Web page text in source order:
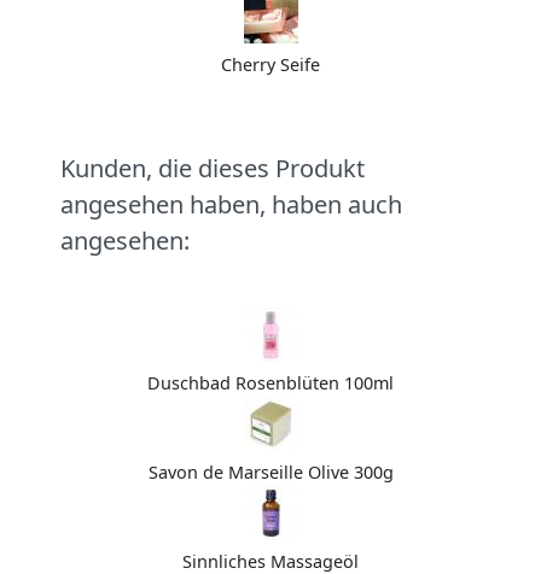
Cherry Seife
Kunden, die dieses Produkt
angesehen haben, haben auch
angesehen:
Duschbad Rosenblüten 100ml
Savon de Marseille Olive 300g
Sinnliches Massageöl